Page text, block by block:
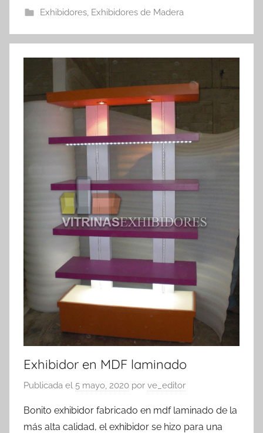
Exhibidores, Exhibidores de Madera
Exhibidor en MDF laminado
Publicada el 5 mayo, 2020 por ve_editor
Bonito exhibidor fabricado en mdf laminado de la
más alta calidad, el exhibidor se hizo para una